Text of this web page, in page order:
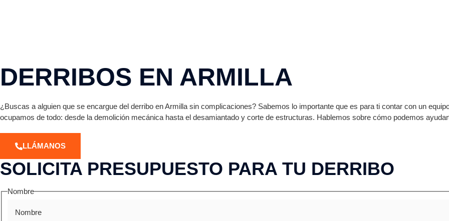
DERRIBOS EN ARMILLA
¿Buscas a alguien que se encargue del derribo en Armilla sin complicaciones? Sabemos lo importante que es para ti contar con un
ocupamos de todo: desde la demolición mecánica hasta el desamiantado y corte de estructuras. Hablemos sobre cómo podemos
LLÁMANOS
SOLICITA PRESUPUESTO PARA TU DERRIBO
Nombre